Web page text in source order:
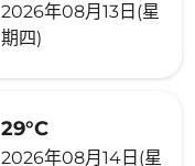
2026年08月13日(星
期四)
29°C
2026年08月14日(星